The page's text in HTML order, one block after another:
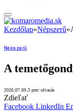
Kezdőlap»Népszerű»
Népszerű
A
2026.07.09. 3 perc olvasás
Zdieľať
Facebook LinkedIn